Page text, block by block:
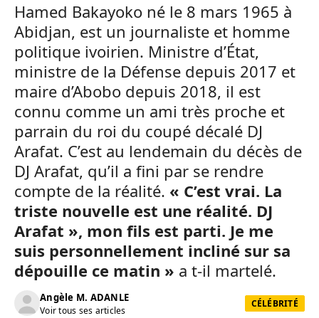
Hamed Bakayoko né le 8 mars 1965 à
Abidjan, est un journaliste et homme
politique ivoirien. Ministre d’État,
ministre de la Défense depuis 2017 et
maire d’Abobo depuis 2018, il est
connu comme un ami très proche et
parrain du roi du coupé décalé DJ
Arafat. C’est au lendemain du décès de
DJ Arafat, qu’il a fini par se rendre
compte de la réalité. « C’est vrai. La
triste nouvelle est une réalité. DJ
Arafat », mon fils est parti. Je me
suis personnellement incliné sur sa
dépouille ce matin » a t-il martelé.
Angèle M. ADANLE
Voir tous ses articles
CÉLÉBRITÉ